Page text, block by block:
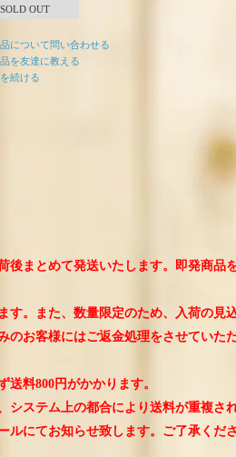
SOLD OUT
について問い合わせる
を友達に教える
続ける
まとめて発送いたします。即発商品
。また、数量限定のため、入荷の見
お客様にはご返金処理をさせていただ
料800円がかかります。
ステム上の都合により送料が重複され
にてお知らせ致します。ご了承くださ